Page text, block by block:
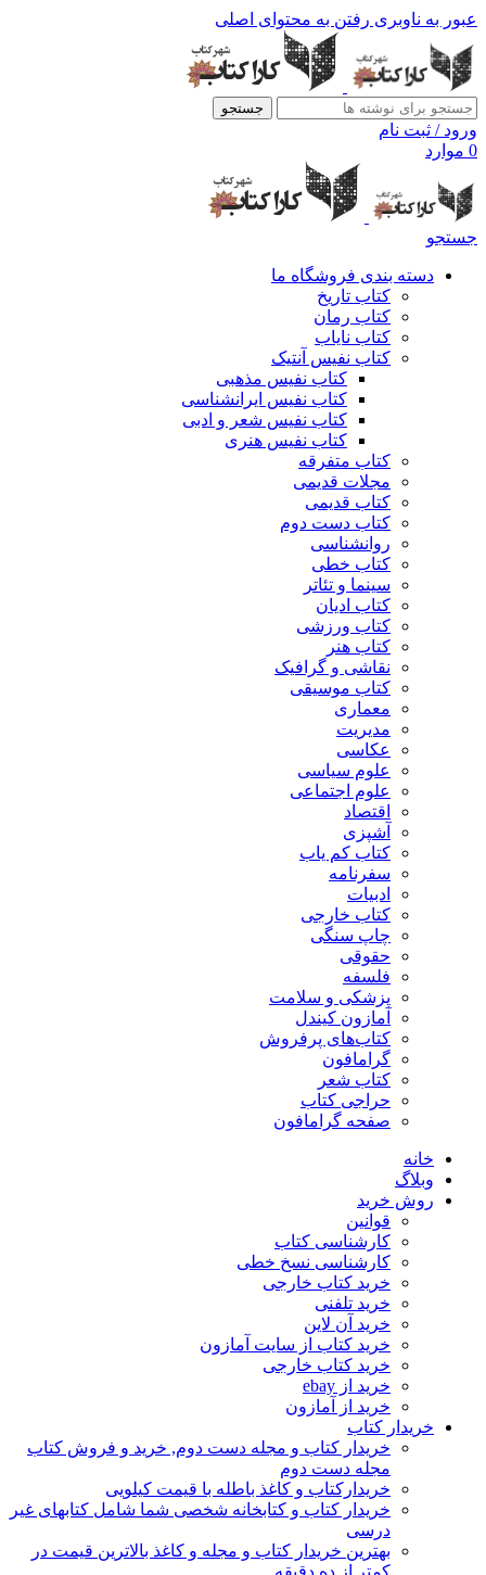
عبور به ناوبری رفتن به محتوای اصلی
جستجو
ورود / ثبت نام
0 موارد
جستجو
دسته بندی فروشگاه ما
کتاب تاریخ
کتاب رمان
کتاب نایاب
کتاب نفیس آنتیک
کتاب نفیس مذهبی
کتاب نفیس ایرانشناسی
کتاب نفیس شعر و ادبی
کتاب نفیس هنری
کتاب متفرقه
مجلات قدیمی
کتاب قدیمی
کتاب دست دوم
روانشناسی
کتاب خطی
سینما و تئاتر
کتاب ادیان
کتاب ورزشی
کتاب هنر
نقاشی و گرافیک
کتاب موسیقی
معماری
مدیریت
عکاسی
علوم سیاسی
علوم اجتماعی
اقتصاد
آشپزی
کتاب کم یاب
سفرنامه
ادبیات
کتاب خارجی
چاپ سنگی
حقوقی
فلسفه
پزشکی و سلامت
آمازون کیندل
کتاب‌های پرفروش
گرامافون
کتاب شعر
حراجی کتاب
صفحه گرامافون
خانه
وبلاگ
روش خرید
قوانین
کارشناسی کتاب
کارشناسی نسخ خطی
خرید کتاب خارجی
خرید تلفنی
خرید آن لاین
خرید کتاب از سایت آمازون
خرید کتاب خارجی
خرید از ebay
خرید از آمازون
خریدار کتاب
خریدار کتاب و مجله دست دوم, خرید و فروش کتاب
مجله دست دوم
خریدارکتاب و کاغذ باطله با قیمت کیلویی
خریدار کتاب و کتابخانه شخصی شما شامل کتابهای غیر
درسی
بهترین خریدار کتاب و مجله و کاغذ بالاترین قیمت در